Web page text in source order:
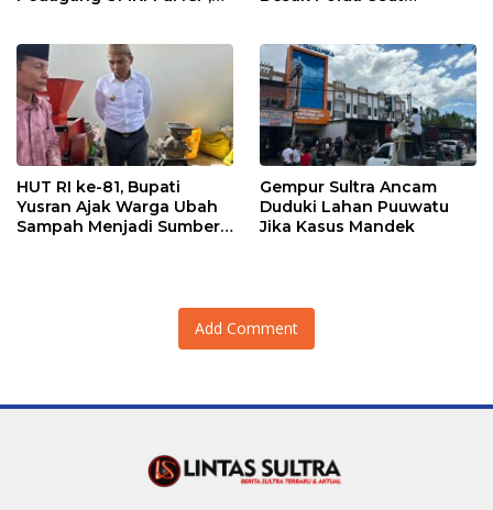
Kerakyatan
HUT RI ke-81, Bupati
Yusran Ajak Warga Ubah
Sampah Menjadi Sumber
Gempur Sultra Ancam
Duduki Lahan Puuwatu
Jika Kasus Mandek
Add Comment